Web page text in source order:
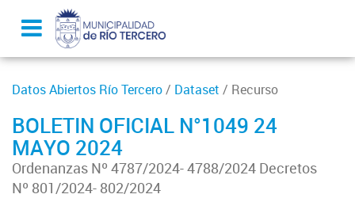
Datos Abiertos Río Tercero/ Dataset / Recurso
BOLETIN OFICIAL N°1049 24
MAYO 2024
Ordenanzas Nº 4787/2024- 4788/2024 Decretos
Nº 801/2024- 802/2024